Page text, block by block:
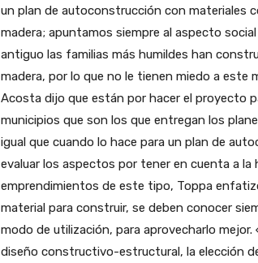
un plan de autoconstrucción con materiales
madera; apuntamos siempre al aspecto
antiguo las familias más humildes han
madera, por lo que no le tienen miedo a este
Acosta dijo que están por hacer el proyecto
municipios que son los que entregan los
igual que cuando lo hace para un plan de
evaluar los aspectos por tener en cuenta a la
emprendimientos de este tipo, Toppa
material para construir, se deben conocer
modo de utilización, para aprovecharlo mejor.
diseño constructivo-estructural, la elección